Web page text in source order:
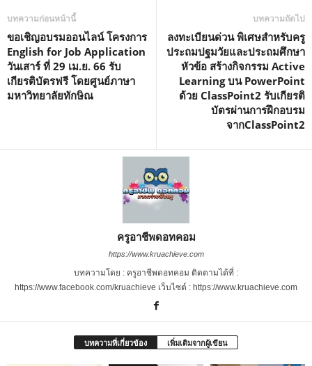
บทความก่อนหน้านี้
ขอเชิญอบรมออนไลน์ โครงการ
English for Job Application
วันเสาร์ ที่ 29 เม.ย. 66 รับ
เกียรติบัตรฟรี โดยศูนย์ภาษา
มหาวิทยาลัยทักษิณ
บทความถัดไป
ลงทะเบียนด่วน พิเศษสำหรับครู
ประถมปฐมวัยและประถมศึกษา
หัวข้อ สร้างกิจกรรม Active
Learning บน PowerPoint
ด้วย ClassPoint2 รับเกียรติ
บัตรผ่านการฝึกอบรม
จากClassPoint2
ครูอาชีพดอทคอม
https://www.kruachieve.com
บทความโดย : ครูอาชีพดอทคอม ติดตามได้ที่ :
https://www.facebook.com/kruachieve เว็บไซต์ : https://www.kruachieve.com
บทความที่เกี่ยวข้อง เพิ่มเติมจากผู้เขียน